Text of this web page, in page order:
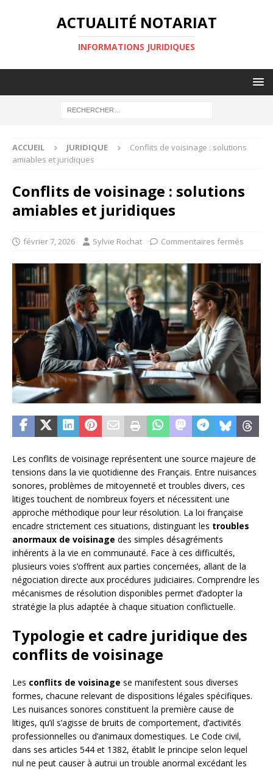
ACTUALITÉ NOTARIAT
INFORMATIONS JURIDIQUES
ACCUEIL JURIDIQUE
Conflits de voisinage : solutions
amiables et juridiques
Conflits de voisinage : solutions
amiables et juridiques
février 7, 2026 Sylvie Rochat Commentaires fermés
Les conflits de voisinage représentent une source majeure de
tensions dans la vie quotidienne des Français. Entre nuisances
sonores, problèmes de mitoyenneté et troubles divers, ces
litiges touchent de nombreux foyers et nécessitent une
approche méthodique pour leur résolution. La loi française
encadre strictement ces situations, distinguant les troubles
anormaux de voisinage des simples désagréments
inhérents à la vie en communauté. Face à ces difficultés,
plusieurs voies s’offrent aux parties concernées, allant de la
négociation directe aux procédures judiciaires. Comprendre les
mécanismes de résolution disponibles permet d’adopter la
stratégie la plus adaptée à chaque situation conflictuelle.
Typologie et cadre juridique des
conflits de voisinage
Les conflits de voisinage se manifestent sous diverses
formes, chacune relevant de dispositions légales spécifiques.
Les nuisances sonores constituent la première cause de
litiges, qu’il s’agisse de bruits de comportement, d’activités
professionnelles ou d’animaux domestiques. Le Code civil,
dans ses articles 544 et 1382, établit le principe selon lequel
nul ne peut causer à autrui un trouble anormal excédant les